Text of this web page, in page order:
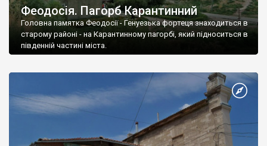
Феодосія. Пагорб Карантинний
Головна памятка Феодосії - Генуезька фортеця знаходиться в
старому районі - на Карантинному пагорбі, який підноситься в
південній частині міста.